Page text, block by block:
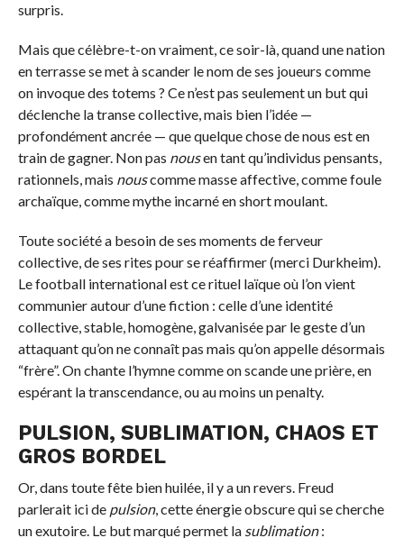
surpris.
Mais que célèbre-t-on vraiment, ce soir-là, quand une nation
en terrasse se met à scander le nom de ses joueurs comme
on invoque des totems ? Ce n’est pas seulement un but qui
déclenche la transe collective, mais bien l’idée —
profondément ancrée — que quelque chose de nous est en
train de gagner. Non pas nousen tant qu’individus pensants,
rationnels, mais nouscomme masse affective, comme foule
archaïque, comme mythe incarné en short moulant.
Toute société a besoin de ses moments de ferveur
collective, de ses rites pour se réaffirmer (merci Durkheim).
Le football international est ce rituel laïque où l’on vient
communier autour d’une fiction : celle d’une identité
collective, stable, homogène, galvanisée par le geste d’un
attaquant qu’on ne connaît pas mais qu’on appelle désormais
“frère”. On chante l’hymne comme on scande une prière, en
espérant la transcendance, ou au moins un penalty.
PULSION, SUBLIMATION, CHAOS ET
GROS BORDEL
Or, dans toute fête bien huilée, il y a un revers. Freud
parlerait ici de pulsion, cette énergie obscure qui se cherche
un exutoire. Le but marqué permet la sublimation: